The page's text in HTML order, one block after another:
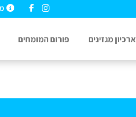
ארכיון מגזינים פורום המומחים